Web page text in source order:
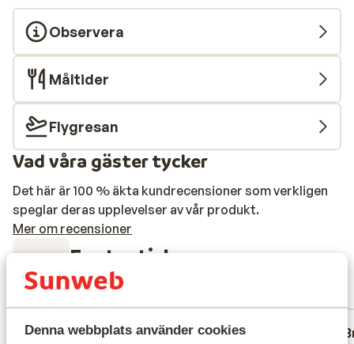
Denna webbplats använder cookies
Observera
Måltider
Flygresan
Vad våra gäster tycker
Det här är 100 % äkta kundrecensioner som verkligen
speglar deras upplevelser av vår produkt.
Mer om recensioner
Fantastisk
101 omdömen
7.4 Bra
för 2 veckor sedan